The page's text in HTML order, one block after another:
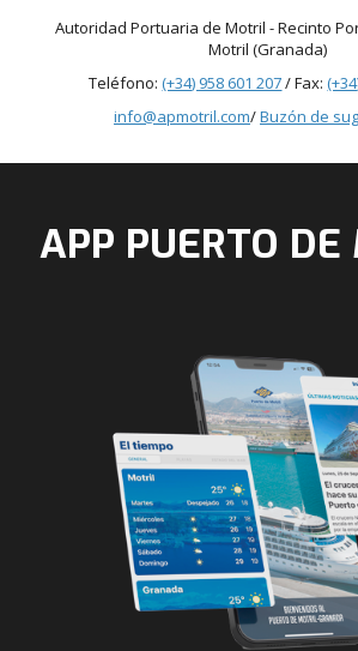
Autoridad Portuaria de Motril - Recinto
Motril (Granada)
Teléfono:(+34) 958 601 207/ Fax:
info@apmotril.com/Buzón de
APP PUERTO DE